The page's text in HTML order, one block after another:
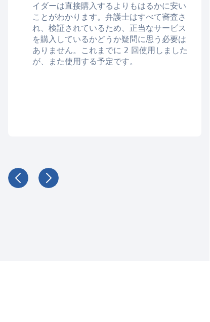
イダーは直接購入するよりもはるかに安い
ことがわかります。弁護士はすべて審査さ
れ、検証されているため、正当なサービス
を購入しているかどうか疑問に思う必要は
ありません。これまでに 2 回使用しました
が、また使用する予定です。